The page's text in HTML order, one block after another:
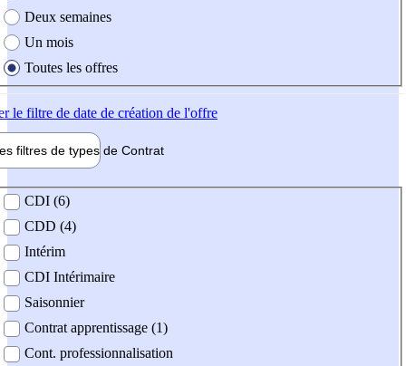
Deux semaines
Un mois
Toutes les offres
le filtre de date de création de l'offre
filtres de types de Contrat
contrat
CDI (6)
CDD (4)
Intérim
CDI Intérimaire
Saisonnier
Contrat apprentissage (1)
Cont. professionnalisation